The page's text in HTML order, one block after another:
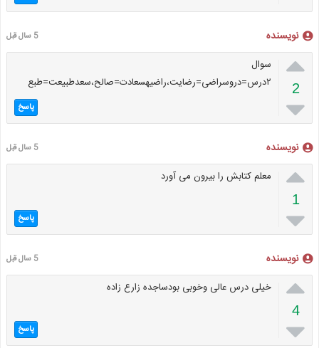
نویسنده 5 سال قبل

2

سوال
۲درس=دروسراضی=رضایت،راضیهسعادت=صالح،سعدطبیعت=طبع
پاسخ
نویسنده 5 سال قبل

1

معلم کتابش را بیرون می آورد
پاسخ
نویسنده 5 سال قبل

4

خیلی درس عالی وخوبی بودساجده زارع زاده
پاسخ